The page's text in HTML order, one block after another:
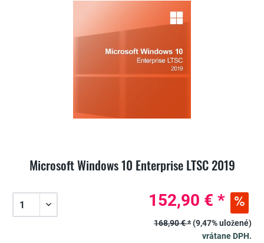
Microsoft Windows 10 Enterprise LTSC 2019
152,90 € *
168,90 € *(9,47% uložené)
vrátane DPH.